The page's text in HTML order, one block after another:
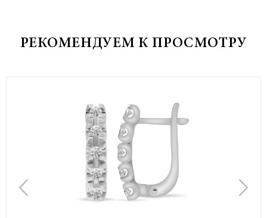
РЕКОМЕНДУЕМ К ПРОСМОТРУ